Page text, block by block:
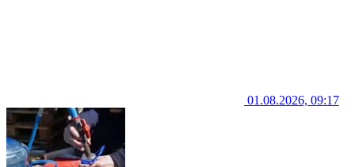
01.08.2026, 09:17